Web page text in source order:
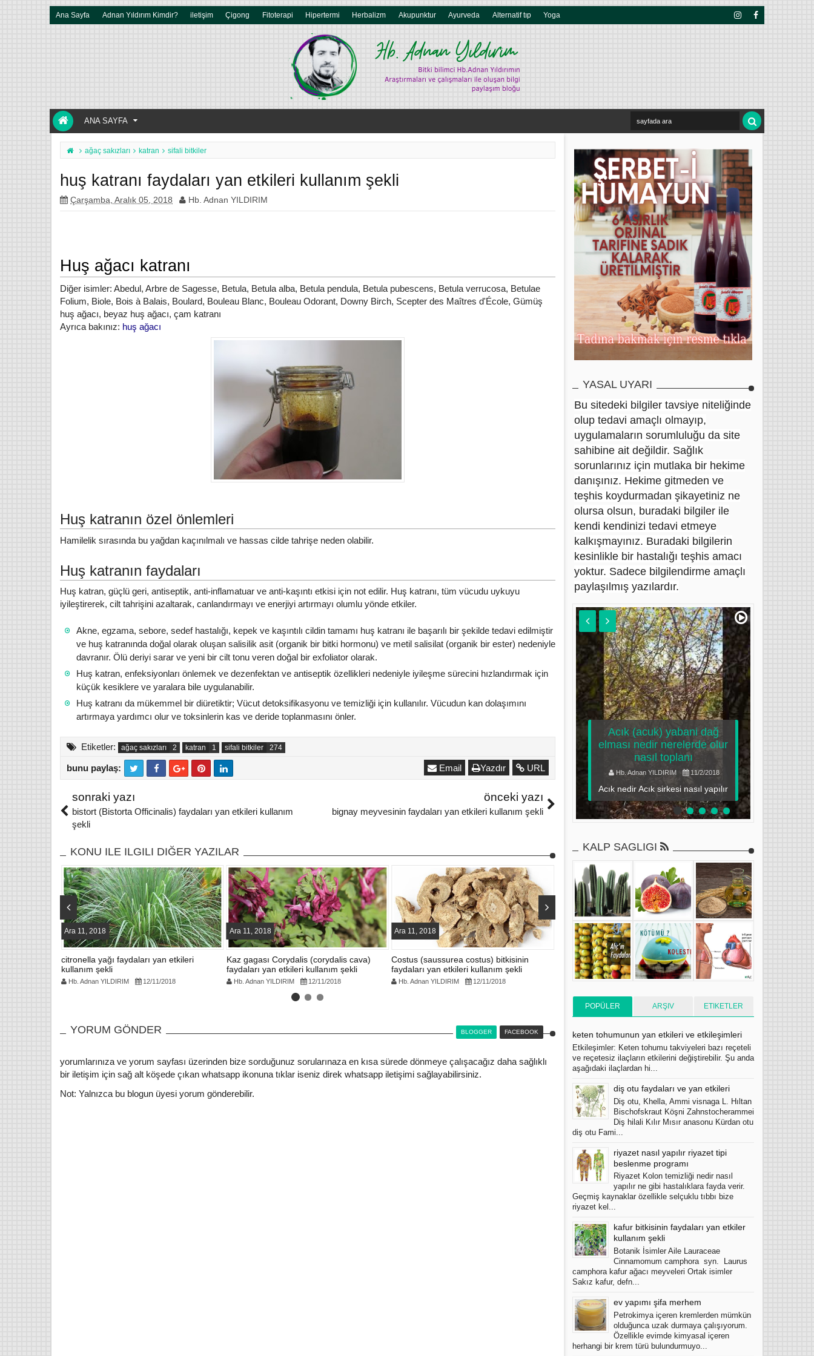
Ana Sayfa Adnan Yıldırım Kimdir? iletişim Çigong Fitoterapi Hipertermi Herbalizm Akupunktur Ayurveda Alternatif tıp Yoga
ANA SAYFA
ağaç sakızları katran sifali bitkiler
huş katranı faydaları yan etkileri kullanım şekli
Çarşamba, Aralık 05, 2018 Hb. Adnan YILDIRIM
Huş ağacı katranı
Diğer isimler: Abedul, Arbre de Sagesse, Betula, Betula alba, Betula pendula, Betula pubescens, Betula verrucosa, Betulae
Folium, Biole, Bois à Balais, Boulard, Bouleau Blanc, Bouleau Odorant, Downy Birch, Scepter des Maîtres d'École, Gümüş
huş ağacı, beyaz huş ağacı, çam katranı
Ayrıca bakınız: huş ağacı
Huş katranın özel önlemleri
Hamilelik sırasında bu yağdan kaçınılmalı ve hassas cilde tahrişe neden olabilir.
Huş katranın faydaları
Huş katran, güçlü geri, antiseptik, anti-inflamatuar ve anti-kaşıntı etkisi için not edilir. Huş katranı, tüm vücudu uykuyu
iyileştirerek, cilt tahrişini azaltarak, canlandırmayı ve enerjiyi artırmayı olumlu yönde etkiler.
Akne, egzama, sebore, sedef hastalığı, kepek ve kaşıntılı cildin tamamı huş katranı ile başarılı bir şekilde tedavi edilmiştir
ve huş katranında doğal olarak oluşan salisilik asit (organik bir bitki hormonu) ve metil salisilat (organik bir ester) nedeniyle
davranır. Ölü deriyi sarar ve yeni bir cilt tonu veren doğal bir exfoliator olarak.
Huş katran, enfeksiyonları önlemek ve dezenfektan ve antiseptik özellikleri nedeniyle iyileşme sürecini hızlandırmak için
küçük kesiklere ve yaralara bile uygulanabilir.
Huş katranı da mükemmel bir diüretiktir; Vücut detoksifikasyonu ve temizliği için kullanılır. Vücudun kan dolaşımını
artırmaya yardımcı olur ve toksinlerin kas ve deride toplanmasını önler.
Etiketler: ağaç sakızları katran sifali bitkiler
bunu paylaş:
tt
c
o
k
URL
Yazdır
Email
sonraki yazı
bistort (Bistorta Officinalis) faydaları yan etkileri kullanım
şekli
önceki yazı
bignay meyvesinin faydaları yan etkileri kullanım şekli
KONU ILE ILGILI DIĞER YAZILAR
Ara 11, 2018
citronella yağı faydaları yan etkileri
kullanım şekli
Hb. Adnan YILDIRIM 12/11/2018
Ara 11, 2018
Kaz gagası Corydalis (corydalis cava)
faydaları yan etkileri kullanım şekli
Hb. Adnan YILDIRIM 12/11/2018
Ara 11, 2018
Costus (saussurea costus) bitkisinin
faydaları yan etkileri kullanım şekli
Hb. Adnan YILDIRIM 12/11/2018
Ara 11, 2018
Üzüm ağacı kabuğu grape bark (cacillana
) faydaları yan etkileri kullanım şekli
kasımpatı (Krizantem)
etkileri kullanım şekli
YORUM GÖNDER BLOGGER FACEBOOK
yorumlarınıza ve yorum sayfası üzerinden bize sorduğunuz sorularınaza en kısa sürede dönmeye çalışacağız daha sağlıklı
bir iletişim için sağ alt köşede çıkan whatsapp ikonuna tıklar iseniz direk whatsapp iletişimi sağlayabilirsiniz.
Not: Yalnızca bu blogun üyesi yorum gönderebilir.
YASAL UYARI
Bu sitedeki bilgiler tavsiye niteliğinde
olup tedavi amaçlı olmayıp,
uygulamaların sorumluluğu da site
sahibine ait değildir. Sağlık
sorunlarınız için mutlaka bir hekime
danışınız. Hekime gitmeden ve
teşhis koydurmadan şikayetiniz ne
olursa olsun, buradaki bilgiler ile
kendi kendinizi tedavi etmeye
kalkışmayınız. Buradaki bilgilerin
kesinlikle bir hastalığı teşhis amacı
yoktur. Sadece bilgilendirme amaçlı
paylaşılmış yazılardır.
çuha çiçeği nerelerde olur
Hb. Adnan YILDIRIM 11/2/2018
Çuha çiçeği nerelerde olur nasıl
toplanır Çuha çiçeğinin faydaları
Bakder İsmail Göçer Ve
Mehmet Türkşardan Harika
Hb. Adnan YILDIRIM 1/1/2015
Bakder Yönetim kurulu üyelerimiz
Mevsim geçişleri için çay karışımı
bağışıklık kuvvetlendiriciler
kontv hanımeli prgramı
Hb. Adnan YILDIRIM
bitkiler Teknikeri Dilek Akkuş ve
BAŞLIKLARI Aromatik bitki yağları
ile yapılan cilt bakımı şekilleri
Acık (acuk) yabani dağ
elması nedir nerelerde olur
nasıl toplanı
Hb. Adnan YILDIRIM 11/2/2018
Acık nedir Acık sirkesi nasıl yapılır
KALP SAGLIGI
POPÜLER ARŞIV ETIKETLER
keten tohumunun yan etkileri ve etkileşimleri
Etkileşimler: Keten tohumu takviyeleri bazı reçeteli
ve reçetesiz ilaçların etkilerini değiştirebilir. Şu anda
aşağıdaki ilaçlardan hi...
diş otu faydaları ve yan etkileri
Diş otu, Khella, Ammi visnaga L. Hıltan
Bischofskraut Köşni Zahnstocherammei
Diş hilali Kılır Mısır anasonu Kürdan otu
diş otu Fami...
riyazet nasıl yapılır riyazet tipi
beslenme programı
Riyazet Kolon temizliği nedir nasıl
yapılır ne gibi hastalıklara fayda verir.
Geçmiş kaynaklar özellikle selçuklu tıbbı bize
riyazet kel...
kafur bitkisinin faydaları yan etkiler
kullanım şekli
Botanik İsimler Aile Lauraceae
Cinnamomum camphora syn. Laurus
camphora kafur ağacı meyveleri Ortak isimler
Sakız kafur, defn...
ev yapımı şifa merhem
Petrokimya içeren kremlerden mümkün
olduğunca uzak durmaya çalışıyorum.
Özellikle evimde kimyasal içeren
herhangi bir krem türü bulundurmuyo...